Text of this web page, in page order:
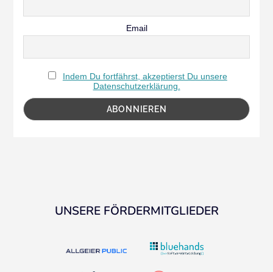
Email
Indem Du fortfährst, akzeptierst Du unsere
Datenschutzerklärung.
UNSERE FÖRDERMITGLIEDER